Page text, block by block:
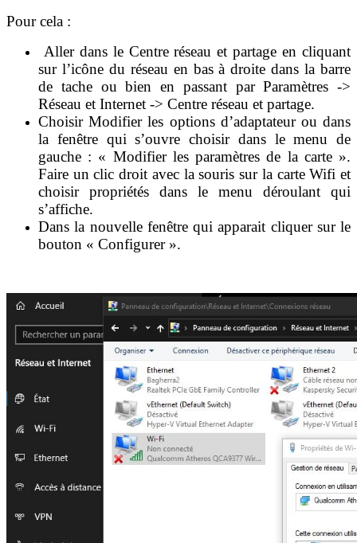
Pour cela :
Aller dans le Centre réseau et partage en cliquant
sur l’icône du réseau en bas à droite dans la barre
de tache ou bien en passant par Paramètres ->
Réseau et Internet -> Centre réseau et partage.
Choisir Modifier les options d’adaptateur ou dans
la fenêtre qui s’ouvre choisir dans le menu de
gauche : « Modifier les paramètres de la carte ».
Faire un clic droit avec la souris sur la carte Wifi et
choisir propriétés dans le menu déroulant qui
s’affiche.
Dans la nouvelle fenêtre qui apparait cliquer sur le
bouton « Configurer ».